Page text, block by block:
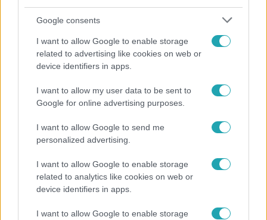
Google consents
I want to allow Google to enable storage
related to advertising like cookies on web or
device identifiers in apps.
I want to allow my user data to be sent to
Google for online advertising purposes.
I want to allow Google to send me
personalized advertising.
I want to allow Google to enable storage
related to analytics like cookies on web or
device identifiers in apps.
I want to allow Google to enable storage
Ennek a 3 csillagjegynek váratlan sikereket hozhat